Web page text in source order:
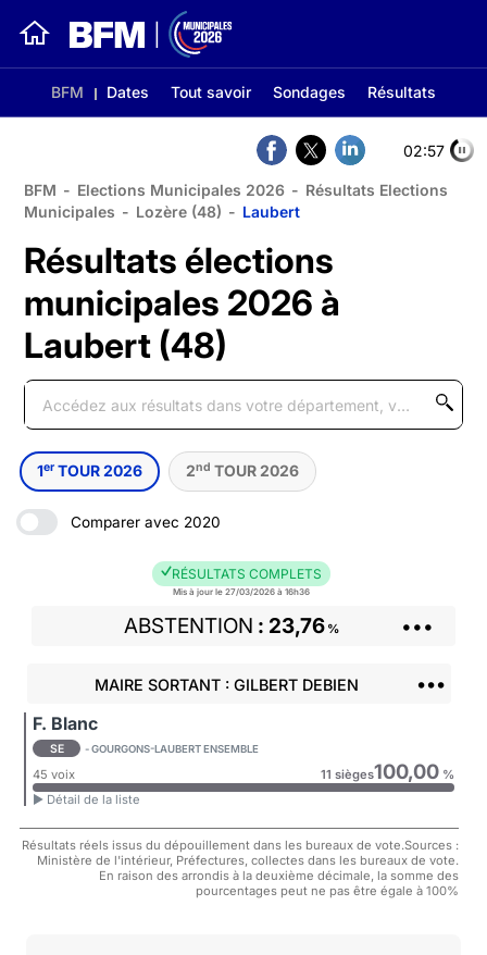
BFM Dates Tout savoir Sondages Résultats
02:56
BFM - Elections Municipales 2026 - Résultats Elections
Municipales - Lozère (48) - Laubert
Résultats élections
municipales 2026 à
Laubert (48)
1er TOUR 2026 2nd TOUR 2026
Comparer avec 2020
RÉSULTATS COMPLETS
Mis à jour le 27/03/2026 à 16h36
ABSTENTION 23,76 % •••
MAIRE SORTANT : GILBERT DEBIEN •••
F. Blanc
SE - GOURGONS-LAUBERT ENSEMBLE
45 voix 11 sièges100,00%
► Détail de la liste
Résultats réels issus du dépouillement dans les bureaux de vote.Sources :
Ministère de l'intérieur, Préfectures, collectes dans les bureaux de vote.
En raison des arrondis à la deuxième décimale, la somme des
pourcentages peut ne pas être égale à 100%